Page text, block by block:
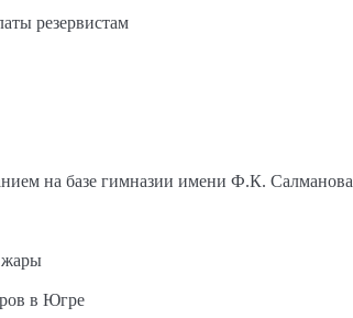
резервистам
на базе гимназии имени Ф.К. Салманова
жары
в Югре